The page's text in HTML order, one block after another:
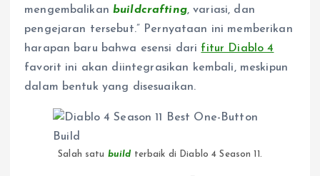
mengembalikanbuildcrafting, variasi, dan
pengejaran tersebut.” Pernyataan ini memberikan
harapan baru bahwa esensi dari fitur Diablo 4
favorit ini akan diintegrasikan kembali, meskipun
dalam bentuk yang disesuaikan.
Salah satu build terbaik di Diablo 4 Season 11.